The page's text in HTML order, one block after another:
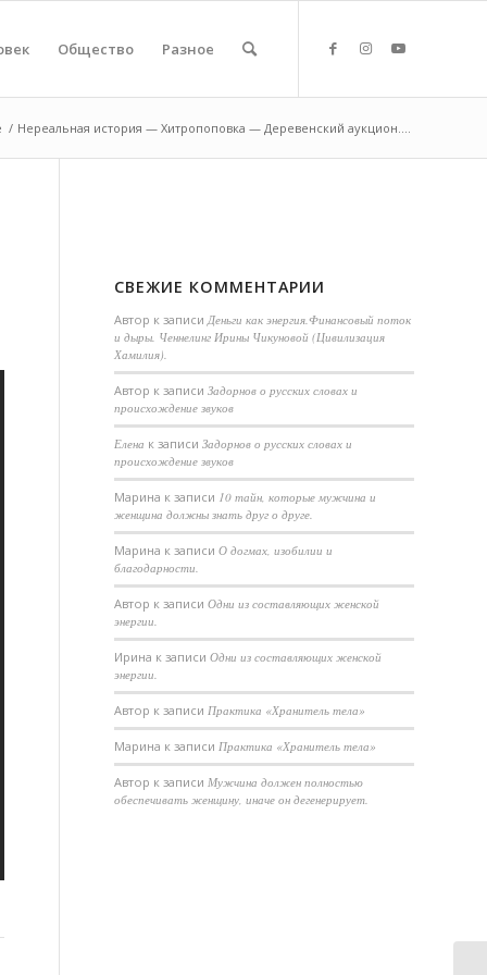
Общество Разное
/ Нереальная история — Хитропоповка — Деревенский аукцион....
СВЕЖИЕ КОММЕНТАРИИ
Автор к записиДеньги как энергия.Финансовый поток
и дыры. Ченнелинг Ирины Чикуновой (Цивилизация
Хамилия).
Aвтор к записиЗадорнов о русских словах и
происхождение звуков
Елена к записиЗадорнов о русских словах и
происхождение звуков
Марина к записи 10 тайн, которые мужчина и
женщина должны знать друг о друге.
Марина к записиО догмах, изобилии и
благодарности.
Автор к записиОдни из составляющих женской
энергии.
Ирина к записиОдни из составляющих женской
энергии.
Автор к записиПрактика «Хранитель тела»
Марина к записиПрактика «Хранитель тела»
Автор к записиМужчина должен полностью
обеспечивать женщину, иначе он дегенерирует.